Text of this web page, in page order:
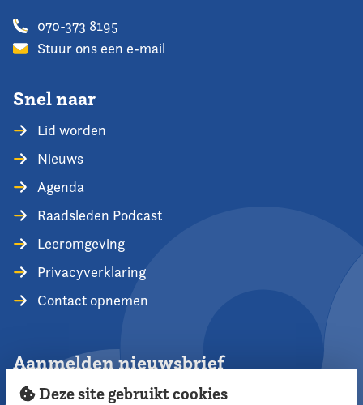
070-373 8195
Stuur ons een e-mail
Snel naar
Lid worden
Nieuws
Agenda
Raadsleden Podcast
Leeromgeving
Privacyverklaring
Contact opnemen
Aanmelden nieuwsbrief
Deze site gebruikt cookies